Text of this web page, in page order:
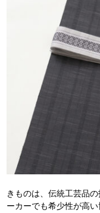
きものは、伝統工芸品
ーカーでも希少性が高